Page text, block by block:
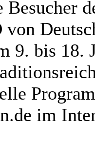
9. bis 18.
im